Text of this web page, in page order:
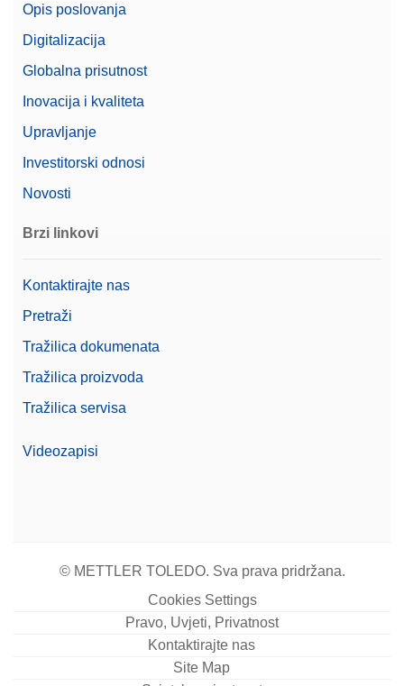
Opis poslovanja
Digitalizacija
Globalna prisutnost
Inovacija i kvaliteta
Upravljanje
Investitorski odnosi
Novosti
Brzi linkovi
Kontaktirajte nas
Pretraži
Tražilica dokumenata
Tražilica proizvoda
Tražilica servisa
Videozapisi
© METTLER TOLEDO. Sva prava pridržana.
Cookies Settings
Pravo, Uvjeti, Privatnost
Kontaktirajte nas
Site Map